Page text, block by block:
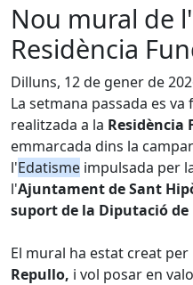
Nou mural de
Residència
Dilluns, 12 de gener de
La setmana passada es
realitzada a la Residència
emmarcada dins la
l'Edatisme impulsada per
l'Ajuntament de Sant
suport de la Diputació de
El mural ha estat creat
Repullo, i vol posar en